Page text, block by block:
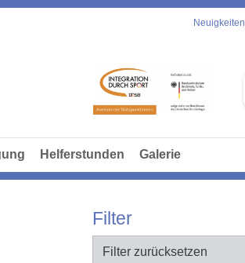
Neuigkeiten
Helferstunden Galerie
Filter
Filter zurücksetzen